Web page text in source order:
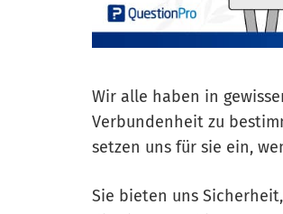
Wir alle haben in
Verbundenheit zu
setzen uns für sie ein,
Sie bieten uns